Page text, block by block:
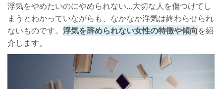
浮気やめたいのにやめられない...浮気性はなおる？
浮気やめたい...浮気癖をなおすことはできる？
浮気がやめられないときの対処法
友人関係を整理する、付き合う人を選ぶ
浮気相手の連絡先を消してLINEできないようにする
浮気をやめたいのにやめられない...大切な人を傷つけてし
まうとわかっていながらも、なかなか浮気は終わらせられ
ないものです。 浮気を辞められない女性の特徴や傾向を紹
介します。